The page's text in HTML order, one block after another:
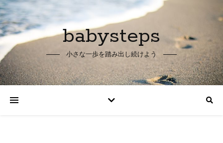
babysteps
小さな一歩を踏み出し続けよう